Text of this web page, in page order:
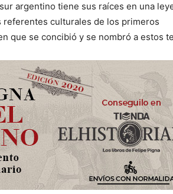
argentino tiene sus raíces en una
referentes culturales de los primeros
que se concibió y se nombró a estos